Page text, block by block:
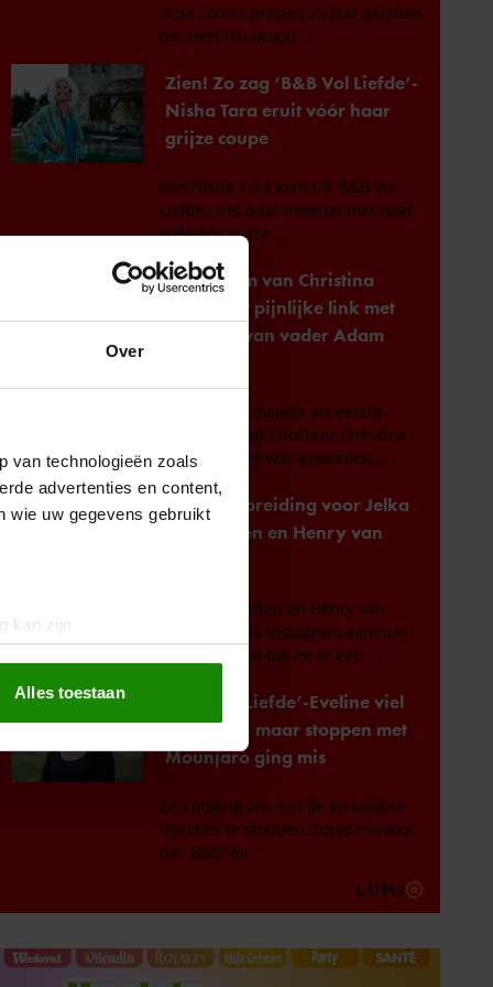
Over
van technologieën zoals
advertenties en content,
wie uw gegevens gebruikt
kan zijn
te bieden en om ons
partners voor social
die u aan ze heeft
met onze cookies als u
Alles toestaan